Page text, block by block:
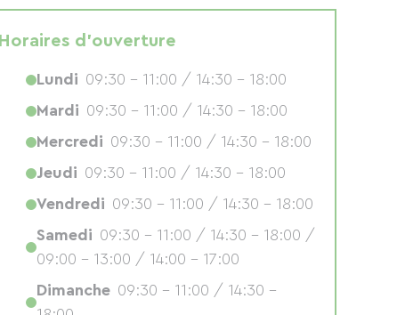
Horaires d'ouverture
Lundi 09:30 - 11:00 / 14:30 - 18:00
Mardi 09:30 - 11:00 / 14:30 - 18:00
Mercredi 09:30 - 11:00 / 14:30 - 18:00
Jeudi 09:30 - 11:00 / 14:30 - 18:00
Vendredi 09:30 - 11:00 / 14:30 - 18:00
Samedi 09:30 - 11:00 / 14:30 - 18:00 /
09:00 - 13:00 / 14:00 - 17:00
Dimanche 09:30 - 11:00 / 14:30 -